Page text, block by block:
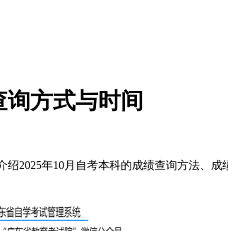
询方式与时间
2025年10月自考本科的成绩查询方法、